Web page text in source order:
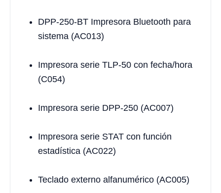
DPP-250-BT Impresora Bluetooth para
sistema (AC013)
Impresora serie TLP-50 con fecha/hora
(C054)
Impresora serie DPP-250 (AC007)
Impresora serie STAT con función
estadística (AC022)
Teclado externo alfanumérico (AC005)